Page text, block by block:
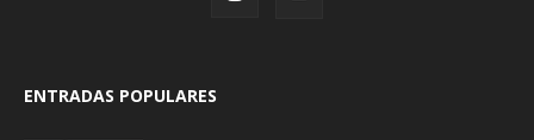
ENTRADAS POPULARES